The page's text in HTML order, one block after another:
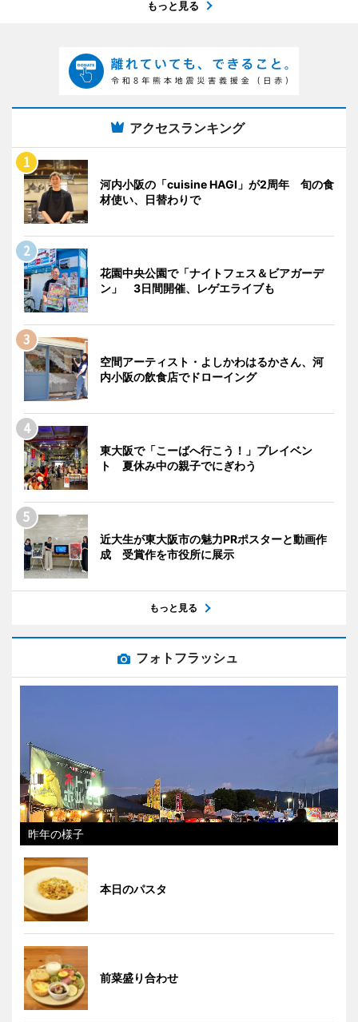
もっと見る
アクセスランキング
河内小阪の「cuisine HAGI」が2周年 旬の食
材使い、日替わりで
花園中央公園で「ナイトフェス＆ビアガーデ
ン」 3日間開催、レゲエライブも
空間アーティスト・よしかわはるかさん、河
内小阪の飲食店でドローイング
東大阪で「こーばへ行こう！」プレイベン
ト 夏休み中の親子でにぎわう
近大生が東大阪市の魅力PRポスターと動画作
成 受賞作を市役所に展示
もっと見る
フォトフラッシュ
昨年の様子
本日のパスタ
前菜盛り合わせ